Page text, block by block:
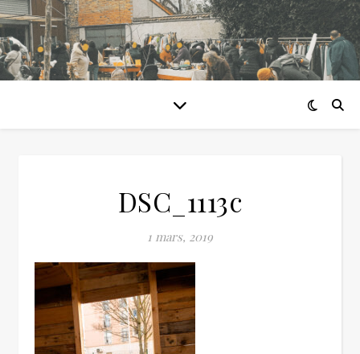
DSC_1113c
1 mars, 2019